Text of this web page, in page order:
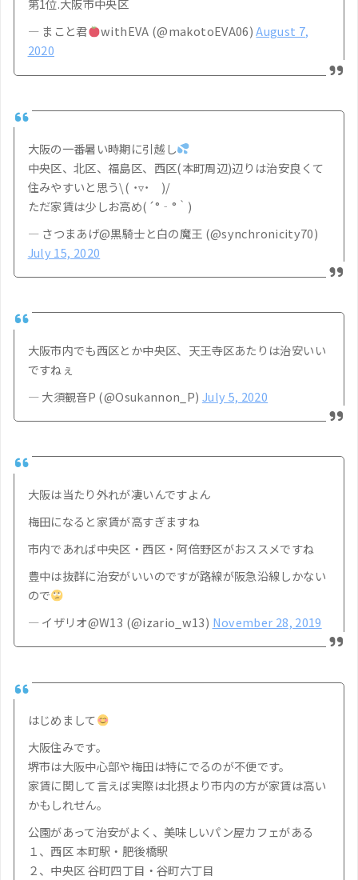
第1位.大阪市中央区
— まこと君
withEVA (@makotoEVA06)August 7,
2020
大阪の一番暑い時期に引越し
中央区、北区、福島区、西区(本町周辺)辺りは治安良くて
住みやすいと思う\( ˙▿˙ )/
ただ家賃は少しお高め(´°‐°｀)
— さつまあげ@黒騎士と白の魔王 (@synchronicity70)
July 15, 2020
大阪市内でも西区とか中央区、天王寺区あたりは治安いい
ですねぇ
— 大須観音P (@Osukannon_P) July 5, 2020
大阪は当たり外れが凄いんですよん
梅田になると家賃が高すぎますね
市内であれば中央区・西区・阿倍野区がおススメですね
豊中は抜群に治安がいいのですが路線が阪急沿線しかない
ので
— イザリオ@W13 (@izario_w13) November 28, 2019
はじめまして
大阪住みです。
堺市は大阪中心部や梅田は特にでるのが不便です。
家賃に関して言えば実際は北摂より市内の方が家賃は高い
かもしれせん。
公園があって治安がよく、美味しいパン屋カフェがある
１、西区 本町駅・肥後橋駅
２、中央区 谷町四丁目・谷町六丁目